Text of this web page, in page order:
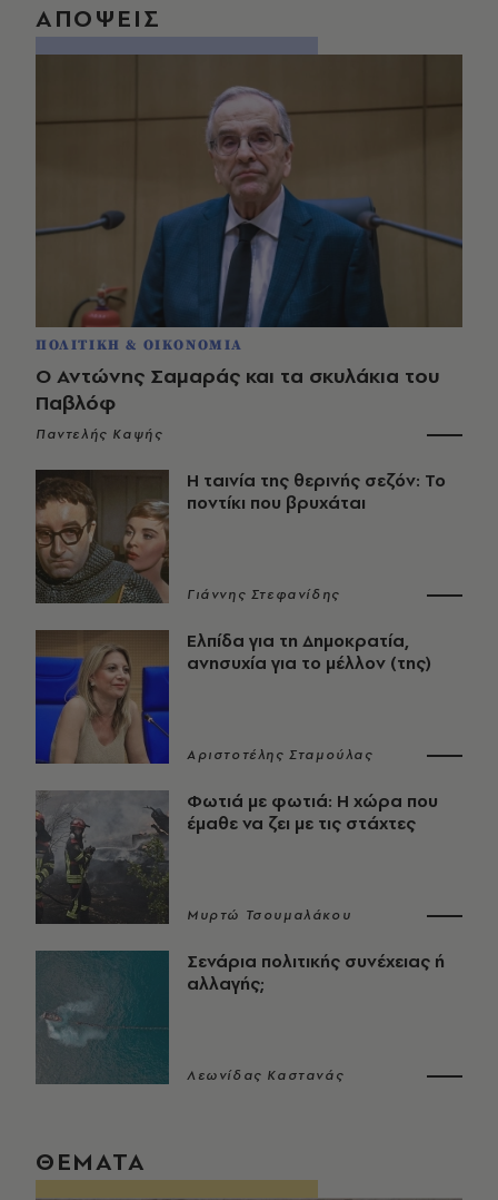
ΑΠΟΨΕΙΣ
ΠΟΛΙΤΙΚΗ & ΟΙΚΟΝΟΜΙΑ
Ο Αντώνης Σαμαράς και τα σκυλάκια του
Παβλόφ
Παντελής Καψής
Η ταινία της θερινής σεζόν: Το
ποντίκι που βρυχάται
Γιάννης Στεφανίδης
Ελπίδα για τη Δημοκρατία,
ανησυχία για το μέλλον (της)
Αριστοτέλης Σταμούλας
Φωτιά με φωτιά: Η χώρα που
έμαθε να ζει με τις στάχτες
Μυρτώ Τσουμαλάκου
Σενάρια πολιτικής συνέχειας ή
αλλαγής;
Λεωνίδας Καστανάς
ΘΕΜΑΤΑ